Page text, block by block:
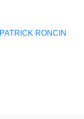
PATRICK RONCIN